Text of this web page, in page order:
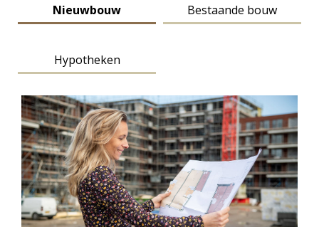
Nieuwbouw Bestaande bouw
Hypotheken